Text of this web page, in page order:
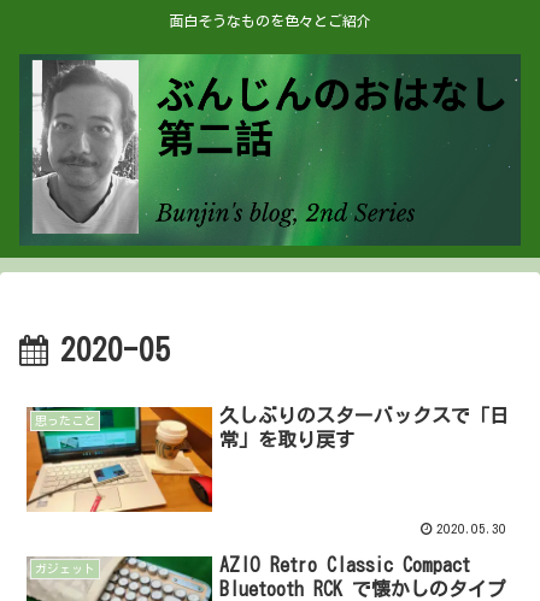
面白そうなものを色々とご紹介
2020-05
思ったこと
久しぶりのスターバックスで「日
常」を取り戻す
2020.05.30
ガジェット
AZIO Retro Classic Compact
Bluetooth RCK で懐かしのタイプ